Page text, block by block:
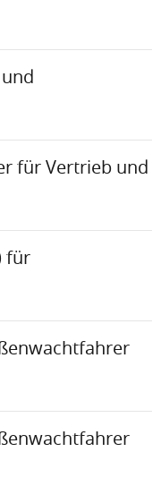
für Vertrieb und
für